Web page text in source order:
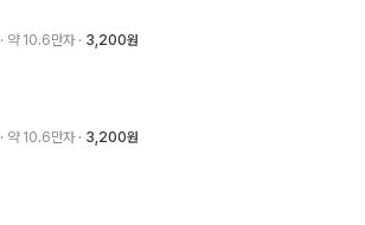
· 약 10.6만자 3,200원
· 약 10.6만자 3,200원